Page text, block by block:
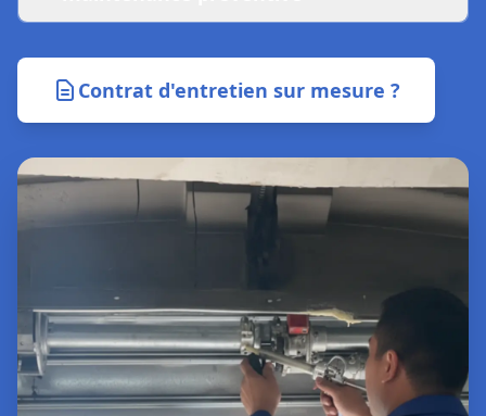
Contrat d'entretien sur mesure ?